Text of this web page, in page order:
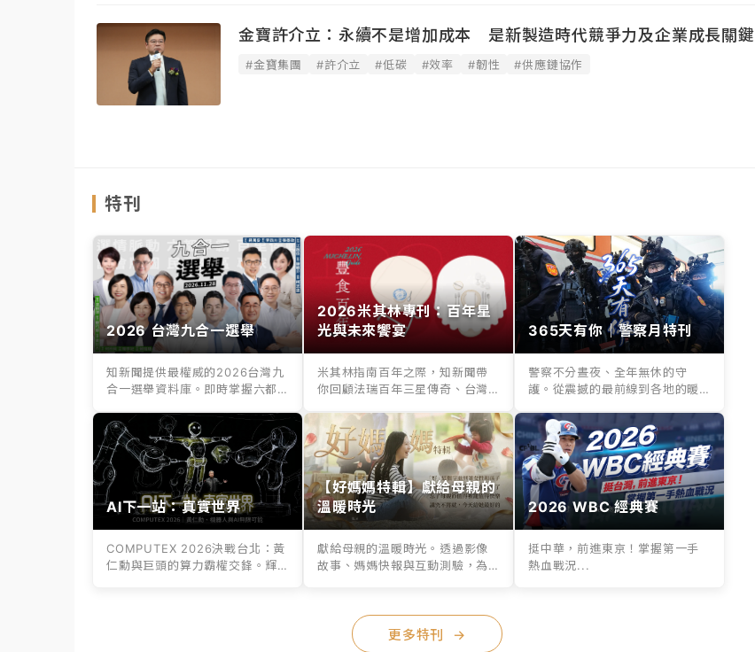
金寶許介立：永續不是增加成本 是新製造時代競爭力及企業成長關鍵
#金寶集團 #許介立 #低碳 #效率 #韌性 #供應鏈協作
特刊
2026 台灣九合一選舉
知新聞提供最權威的2026台灣九
合一選舉資料庫。即時掌握六都
2026米其林專刊：百年星
光與未來饗宴
米其林指南百年之際，知新聞帶
你回顧法瑞百年三星傳奇、台灣
365天有你｜警察月特刊
警察不分晝夜、全年無休的守
護。從震撼的最前線到各地的暖
AI下一站：真實世界
COMPUTEX 2026決戰台北：黃
仁勳與巨頭的算力霸權交鋒。輝
【好媽媽特輯】獻給母親的
溫暖時光
獻給母親的溫暖時光。透過影像
故事、媽媽快報與互動測驗，為
2026 WBC 經典賽
挺中華，前進東京！掌握第一手
熱血戰況...
更多特刊 →